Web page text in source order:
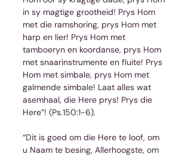
in sy magtige grootheid! Prys Hom
met die ramshoring, prys Hom met
harp en lier! Prys Hom met
tamboeryn en koordanse, prys Hom
met snaarinstrumente en fluite! Prys
Hom met simbale, prys Hom met
galmende simbale! Laat alles wat
asemhaal, die Here prys! Prys die
Here”! (Ps.150:1-6).
“Dit is goed om die Here te loof, om
u Naam te besing, Allerhoogste, om